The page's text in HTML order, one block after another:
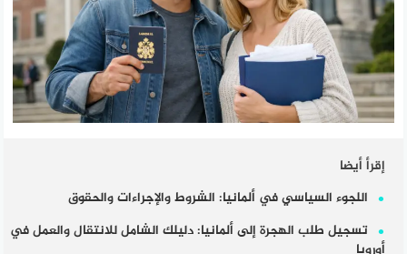
إقرأ أيضا
اللجوء السياسي في ألمانيا: الشروط والإجراءات والحقوق
تسجيل طلب الهجرة إلى ألمانيا: دليلك الشامل للانتقال والعمل في